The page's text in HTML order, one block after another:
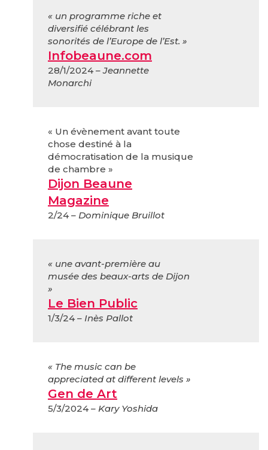
« un programme riche et
diversifié célébrant les
sonorités de l’Europe de l’Est. »
Infobeaune.com
28/1/2024– Jeannette
Monarchi
« Un évènement avant toute
chose destiné à la
démocratisation de la musique
de chambre »
Dijon Beaune
Magazine
2/24– Dominique Bruillot
« une avant-première au
musée des beaux-arts de Dijon
»
Le Bien Public
1/3/24– Inès Pallot
« The music can be
appreciated at different levels »
Gen de Art
5/3/2024– Kary Yoshida